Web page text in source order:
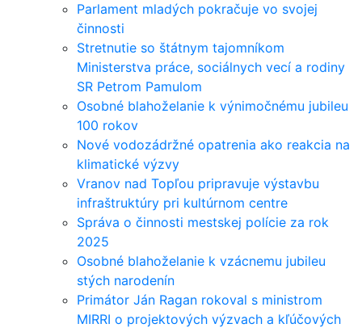
Parlament mladých pokračuje vo svojej
činnosti
Stretnutie so štátnym tajomníkom
Ministerstva práce, sociálnych vecí a rodiny
SR Petrom Pamulom
Osobné blahoželanie k výnimočnému jubileu
100 rokov
Nové vodozádržné opatrenia ako reakcia na
klimatické výzvy
Vranov nad Topľou pripravuje výstavbu
infraštruktúry pri kultúrnom centre
Správa o činnosti mestskej polície za rok
2025
Osobné blahoželanie k vzácnemu jubileu
stých narodenín
Primátor Ján Ragan rokoval s ministrom
MIRRI o projektových výzvach a kľúčových